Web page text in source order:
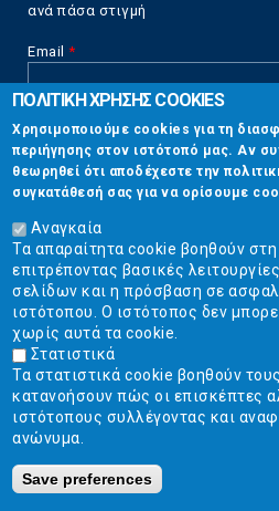
ανά πάσα στιγμή
Email *
CAPTCHA
This
question is
for testing
whether or
not you are a
human visitor
and to
prevent
automated
spam
submissions.
5+2
Επικοινωνία
Στουρνάρη 17, Αθήνα 10683
2103304444
info@ekpizo.gr
www.ekpizo.gr
Δευ - Πεμ:10:00 πμ - 2:00 μμ
Σάβ - Κυρ: Κλειστά
ΠΟΛΙΤΙΚΗ ΧΡΗΣΗΣ COOKIES
Χρησιμοποιούμε cookies για τη
περιήγησης στον ιστότοπό μας. Αν
θεωρηθεί ότι αποδέχεστε την
συγκατάθεσή σας για να ορίσουμε
Αναγκαία
Τα απαραίτητα cookie βοηθούν
επιτρέποντας βασικές
σελίδων και η πρόσβαση σε
ιστότοπου. Ο ιστότοπος δεν
χωρίς αυτά τα cookie.
Στατιστικά
Τα στατιστικά cookie βοηθούν
κατανοήσουν πώς οι επισκέπτες
ιστότοπους συλλέγοντας και
ανώνυμα.
Save preferences